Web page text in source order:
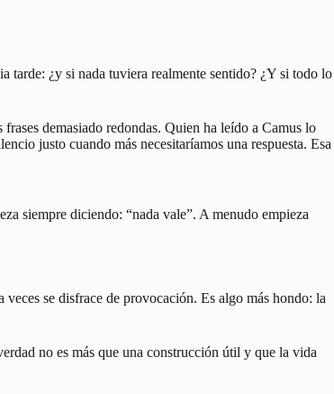
tarde: ¿y si nada tuviera realmente sentido? ¿Y si todo lo
demasiado redondas. Quien ha leído a Camus lo
justo cuando más necesitaríamos una respuesta. Esa
siempre diciendo: “nada vale”. A menudo empieza
se disfrace de provocación. Es algo más hondo: la
no es más que una construcción útil y que la vida